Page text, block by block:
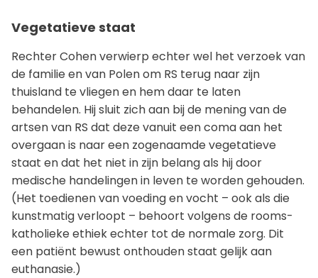
Vegetatieve staat
Rechter Cohen verwierp echter wel het verzoek van
de familie en van Polen om RS terug naar zijn
thuisland te vliegen en hem daar te laten
behandelen. Hij sluit zich aan bij de mening van de
artsen van RS dat deze vanuit een coma aan het
overgaan is naar een zogenaamde vegetatieve
staat en dat het niet in zijn belang als hij door
medische handelingen in leven te worden gehouden.
(Het toedienen van voeding en vocht – ook als die
kunstmatig verloopt – behoort volgens de rooms-
katholieke ethiek echter tot de normale zorg. Dit
een patiënt bewust onthouden staat gelijk aan
euthanasie.)